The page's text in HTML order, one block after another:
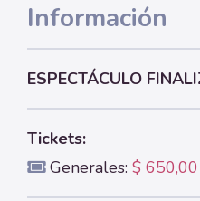
Información
ESPECTÁCULO
Tickets:
Generales: $ 650,00